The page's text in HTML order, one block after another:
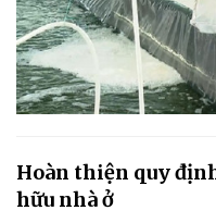
Hoàn thiện quy
hữu nhà ở